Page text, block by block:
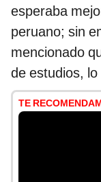
esperaba
peruano; sin
mencionado
de estudios,
TE